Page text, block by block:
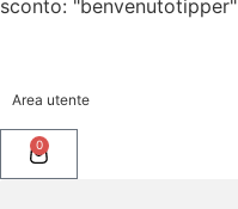
sconto: "benvenutotipper"
Area utente
0